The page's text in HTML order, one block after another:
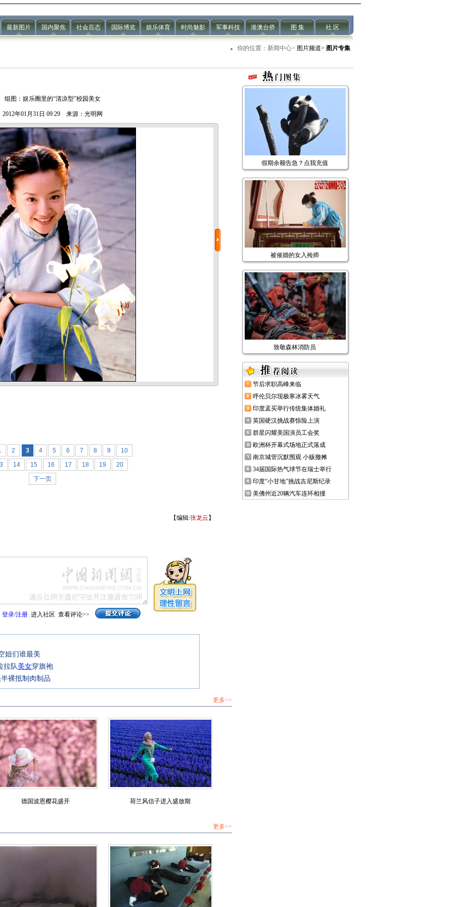
最新图片 国内聚焦 社会百态 国际博览 娱乐体育 时尚魅影 军事科技 港澳台侨 图 集 社 区
你的位置： 新闻中心> 图片频道> 图片专集
组图：娱乐圈里的“清凉型”校园美女
2012年01月31日 09:29 来源：光明网
2 3 4 5 6 7 8 9
10
14 15 16 17 18 19
20
下一页
【编辑:张龙云】
登录/注册 进入社区 查看评论>>
姐们谁最美
拉队美女穿旗袍
裸抵制肉制品
更多>>
德国波恩樱花盛开 荷兰风信子进入盛放期
更多>>
假期余额告急？点我充值
被催婚的女入殓师
致敬森林消防员
节后求职高峰来临
呼伦贝尔现极寒冰雾天气
印度孟买举行传统集体婚礼
英国硬汉挑战赛惊险上演
群星闪耀美国演员工会奖
欧洲杯开幕式场地正式落成
南京城管沉默围观 小贩撤摊
34届国际热气球节在瑞士举行
印度“小甘地”挑战吉尼斯纪录
美佛州近20辆汽车连环相撞